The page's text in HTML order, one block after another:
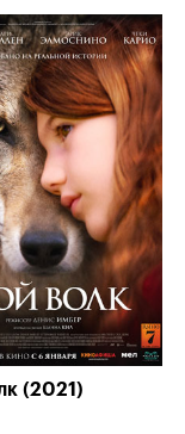
(2021)